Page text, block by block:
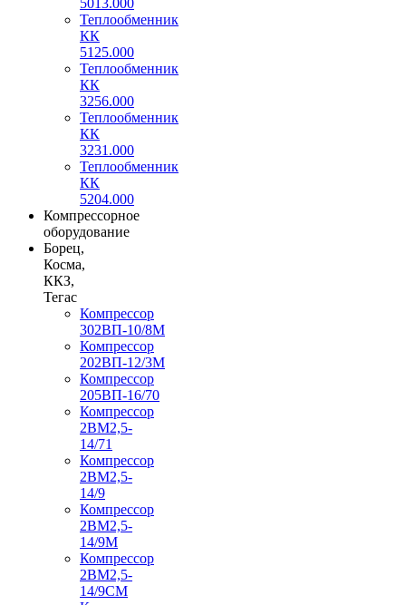
Теплообменник
КК
5125.000
Теплообменник
КК
3256.000
Теплообменник
КК
3231.000
Теплообменник
КК
5204.000
Компрессорное
оборудование
Борец,
Косма,
ККЗ,
Тегас
Компрессор
302ВП-10/8М
Компрессор
202ВП-12/3М
Компрессор
205ВП-16/70
Компрессор
2ВМ2,5-
14/71
Компрессор
2ВМ2,5-
14/9
Компрессор
2ВМ2,5-
14/9М
Компрессор
2ВМ2,5-
14/9СМ